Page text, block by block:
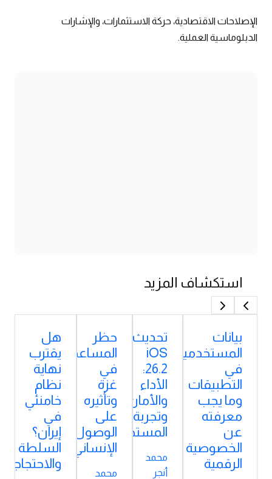
الإصلاحات الاقتصادية، حركة الاستثمارات، والإشارات
الدبلوماسية العملية.
استكشاف المزيد
بيانات
المستخدمين
في
التطبيقات
وما يجب
معرفته
عن
الخصوصية
الرقمية
تحديث
iOS
26.2:
الأداء
والأمان
وتجربة
المستخدم
محمد
أنجر
حظر
المساعدات
في
غزة
وتأثيره
على
الوصول
الإنساني
محمد
هل
يقترب
نهاية
نظام
خامنئي
في
إيران؟
السلطة